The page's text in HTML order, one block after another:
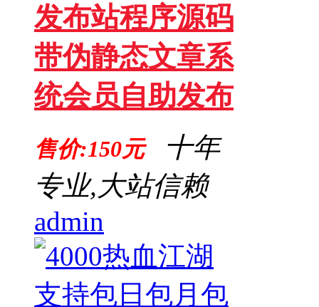
发布站程序源码
带伪静态文章系
统会员自助发布
售价:150元
十年
专业,大站信赖
admin